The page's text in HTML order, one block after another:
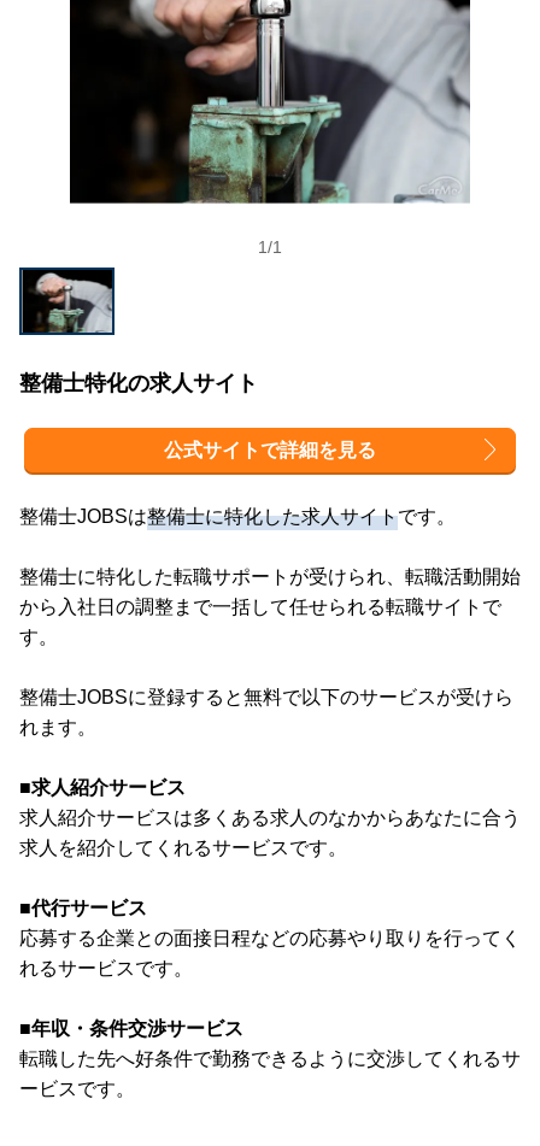
1/1
整備士特化の求人サイト
公式サイトで詳細を見る
整備士JOBSは整備士に特化した求人サイトです。
整備士に特化した転職サポートが受けられ、転職活動開始
から入社日の調整まで一括して任せられる転職サイトで
す。
整備士JOBSに登録すると無料で以下のサービスが受けら
れます。
■求人紹介サービス
求人紹介サービスは多くある求人のなかからあなたに合う
求人を紹介してくれるサービスです。
■代行サービス
応募する企業との面接日程などの応募やり取りを行ってく
れるサービスです。
■年収・条件交渉サービス
転職した先へ好条件で勤務できるように交渉してくれるサ
ービスです。